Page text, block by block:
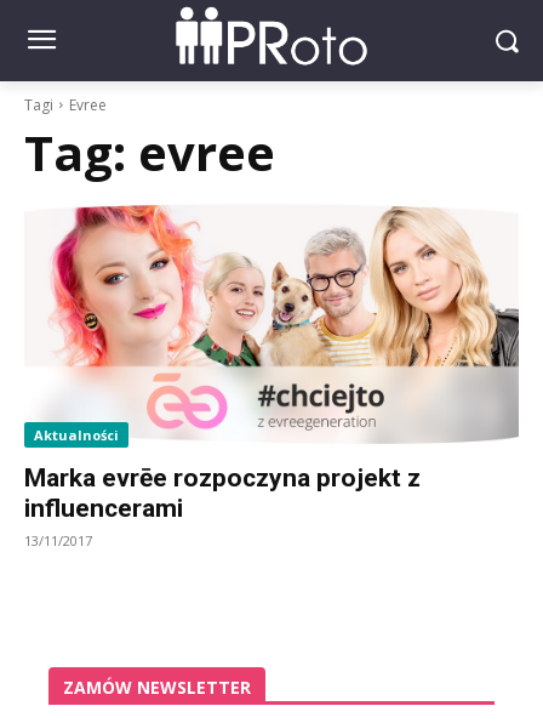
Tagi Evree
Tag: evree
Aktualności
Marka evrēe rozpoczyna projekt z
influencerami
13/11/2017
ZAMÓW NEWSLETTER